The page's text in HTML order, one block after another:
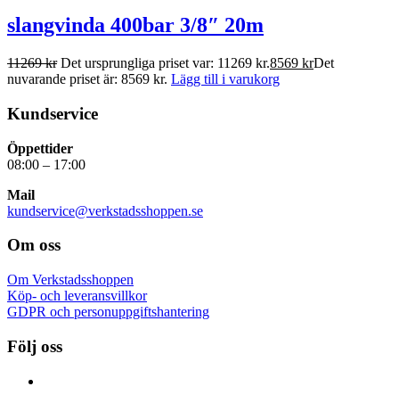
slangvinda 400bar 3/8″ 20m
11269kr Det ursprungliga priset var: 11269 kr.8569 krDet
nuvarande priset är: 8569 kr. Lägg till i varukorg
Kundservice
Öppettider
08:00 – 17:00
Mail
kundservice@verkstadsshoppen.se
Om oss
Om Verkstadsshoppen
Köp- och leveransvillkor
GDPR och personuppgiftshantering
Följ oss